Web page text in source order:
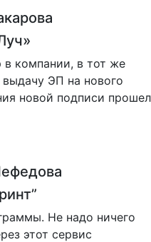
в компании, в тот же
выдачу ЭП на нового
новой подписи прошел
Не надо ничего
этот сервис